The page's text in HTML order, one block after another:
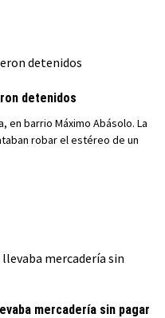
detenidos
en barrio Máximo Abásolo. La
robar el estéreo de un
mercadería sin pagar